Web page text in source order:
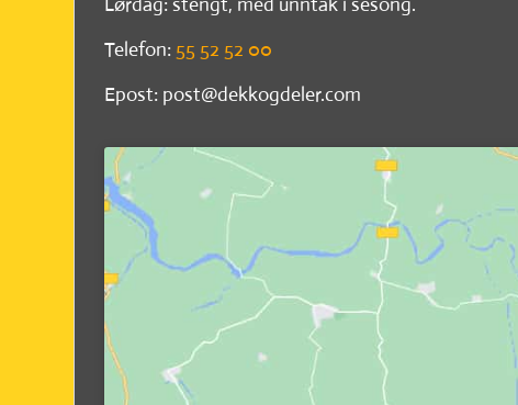
Telefon: 55 52 52 00
Epost: post@dekkogdeler.com